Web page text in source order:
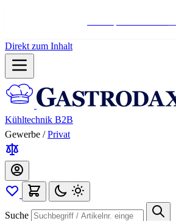
Direkt zum Inhalt
Kühltechnik B2B
Gewerbe / Privat
Suche